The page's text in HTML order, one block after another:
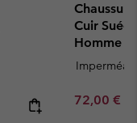
Cuir
Homme
Minimum
72,00 €